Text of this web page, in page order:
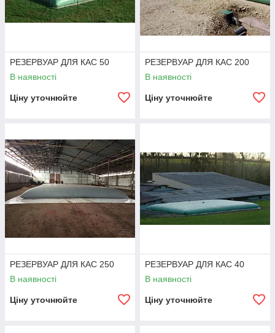
РЕЗЕРВУАР ДЛЯ КАС 50
В наявності
Ціну уточнюйте
РЕЗЕРВУАР ДЛЯ КАС 200
В наявності
Ціну уточнюйте
РЕЗЕРВУАР ДЛЯ КАС 250
В наявності
Ціну уточнюйте
РЕЗЕРВУАР ДЛЯ КАС 40
В наявності
Ціну уточнюйте